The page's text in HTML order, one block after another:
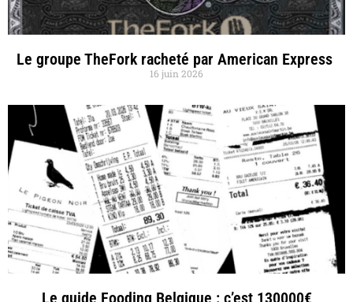
Le groupe TheFork racheté par American Express
16 juin 2026